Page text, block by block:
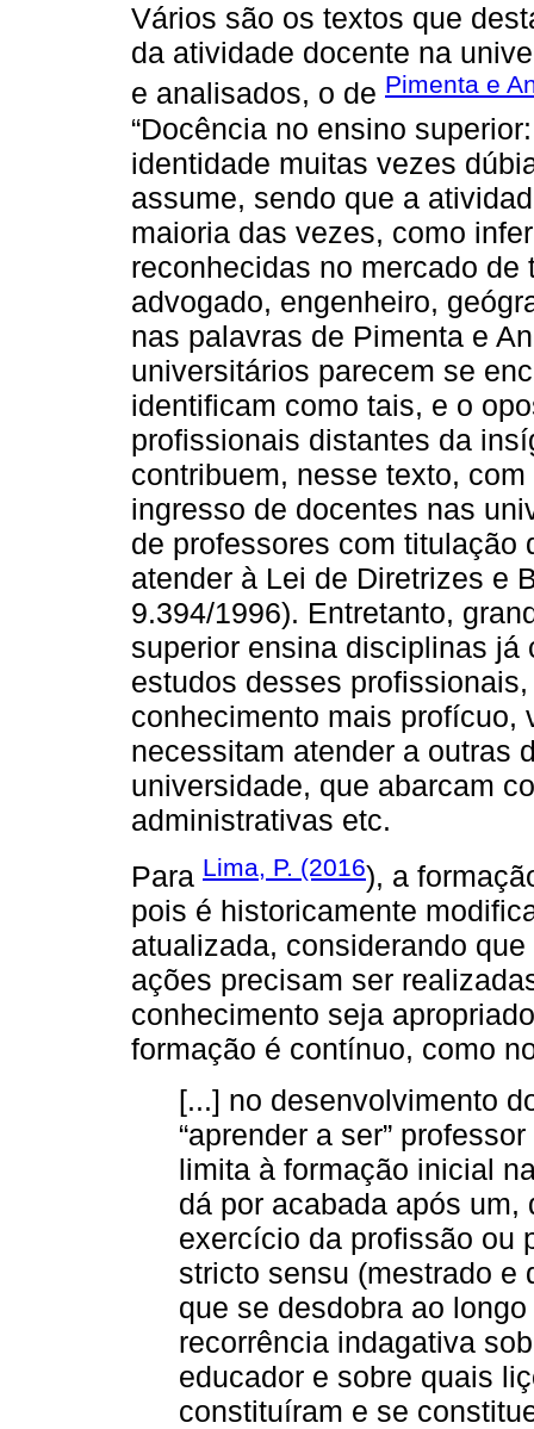
Vários são os textos que
da atividade docente na
e analisados, o de Pimenta e
“Docência no ensino
identidade muitas vezes
assume, sendo que a
maioria das vezes, como
reconhecidas no mercado
advogado, engenheiro,
nas palavras de Pimenta e
universitários parecem se
identificam como tais, e o
profissionais distantes da
contribuem, nesse texto,
ingresso de docentes nas
de professores com titulação
atender à Lei de Diretrizes e
9.394/1996). Entretanto,
superior ensina disciplinas já
estudos desses
conhecimento mais profícuo,
necessitam atender a outras
universidade, que abarcam
administrativas etc.
Para Lima, P. (2016), a
pois é historicamente
atualizada, considerando
ações precisam ser
conhecimento seja
formação é contínuo, como
[...] no desenvolvimento
“aprender a ser”
limita à formação inicial
dá por acabada após
exercício da profissão ou
stricto sensu (mestrado e
que se desdobra ao
recorrência indagativa
educador e sobre quais
constituíram e se